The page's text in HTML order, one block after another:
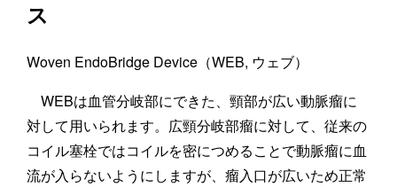
ス
Woven EndoBridge Device（WEB, ウェブ）
WEBは血管分岐部にできた、頸部が広い動脈瘤に
対して用いられます。広頸分岐部瘤に対して、従来の
コイル塞栓ではコイルを密につめることで動脈瘤に血
流が入らないようにしますが、瘤入口が広いため正常